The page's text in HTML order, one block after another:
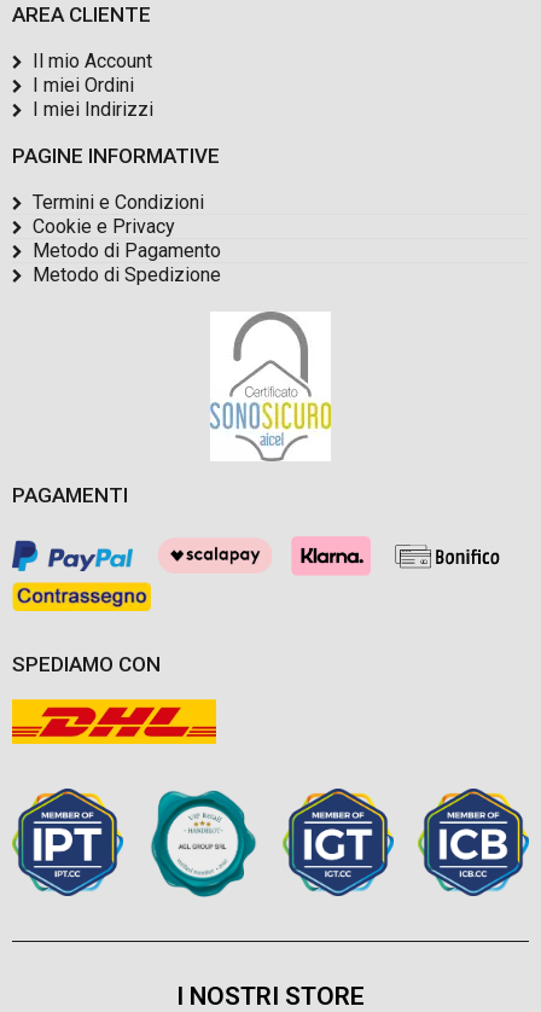
AREA CLIENTE
Il mio Account
I miei Ordini
I miei Indirizzi
PAGINE INFORMATIVE
Termini e Condizioni
Cookie e Privacy
Metodo di Pagamento
Metodo di Spedizione
PAGAMENTI
SPEDIAMO CON
I NOSTRI STORE